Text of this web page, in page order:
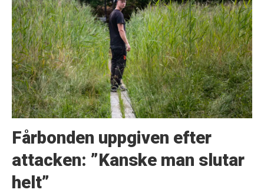
Fårbonden uppgiven efter
attacken: ”Kanske man slutar
helt”